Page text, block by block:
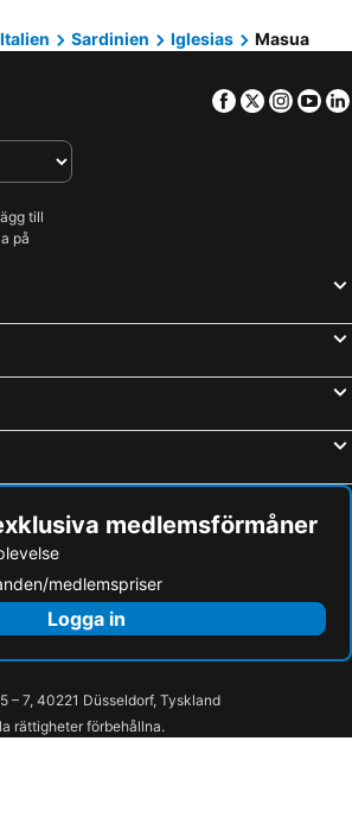
Carbonia Strandhotell
Calasetta Strandhotell
Seulo Strandhotell
Monserrato Strandhotell
Italien Sardinien Iglesias Masua
Facebook
Twitter
till
på
medlemsförmåner
medlemspriser
Logga in
– 7, 40221 Düsseldorf, Tyskland
rättigheter förbehållna.